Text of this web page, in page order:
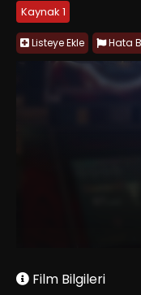
Kaynak 1
Listeye Ekle Hata
Bay Evet (Yes Man),
hayatı kısa
beklenmedik
bir araya getiriyor.
Film Bilgileri